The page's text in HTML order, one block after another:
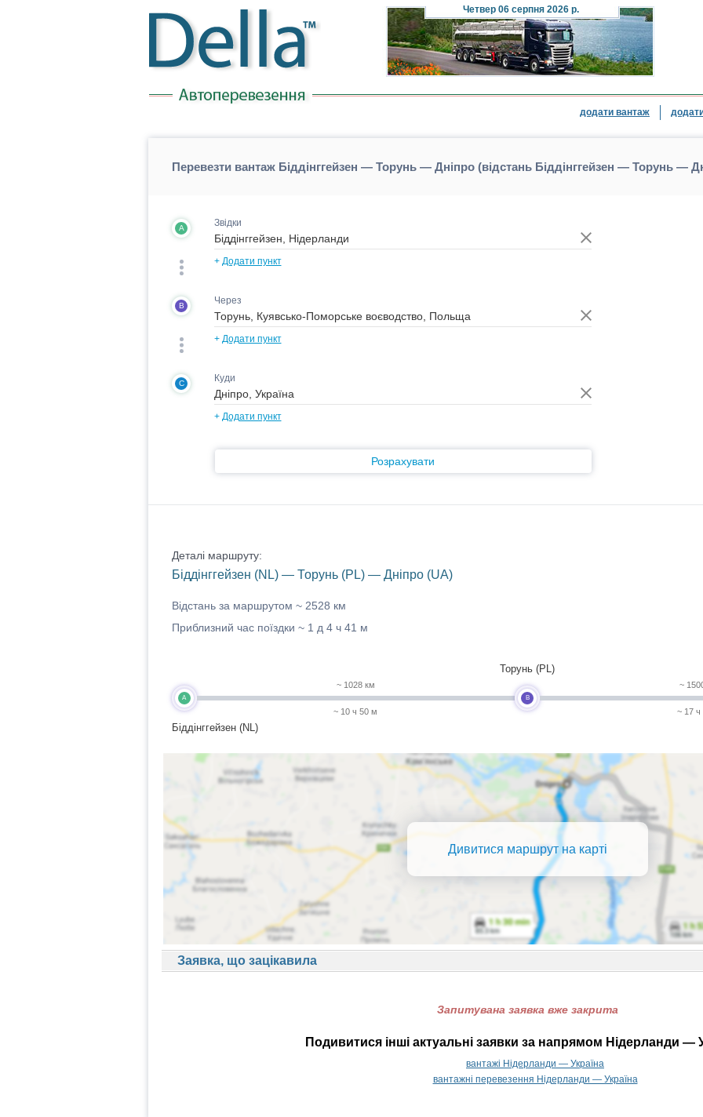
Четвер 06 серпня 2026 р.
додати вантаж
Перевезти вантаж Біддінггейзен — Торунь — Дніпро (відстань Біддінггейзен — Торунь —
A Звідки
+ Додати пункт
B Через
+ Додати пункт
C Куди
+ Додати пункт
Розрахувати
Деталі маршруту:
Біддінггейзен (NL) — Торунь (PL) — Дніпро (UA)
Відстань за маршрутом ~ 2528 км
Приблизний час поїздки ~ 1 д 4 ч 41 м
A
Біддінггейзен (NL)
~ 1028 км
~ 10 ч 50 м
B
Торунь (PL)
~
~ 17 ч
Дивитися маршрут на карті
Заявка, що зацікавила
Запитувана заявка вже закрита
Подивитися інші актуальні заявки за напрямом Нідерланди —
вантажі Нідерланди — Україна
вантажні перевезення Нідерланди — Україна